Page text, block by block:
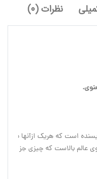
نظرات (0)